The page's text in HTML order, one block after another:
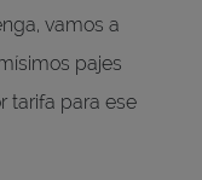
vamos a
pajes
tarifa para ese